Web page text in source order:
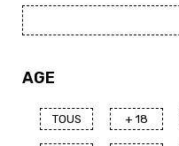
AGE
TOUS + 18